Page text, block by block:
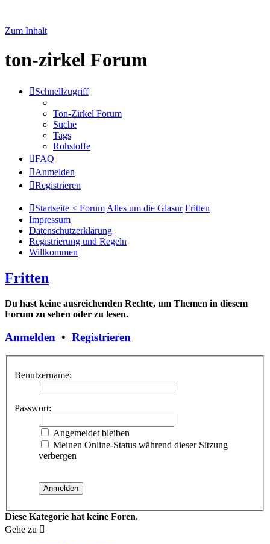
Zum Inhalt
ton-zirkel Forum
Schnellzugriff
Ton-Zirkel Forum
Suche
Tags
Rohstoffe
FAQ
Anmelden
Registrieren
Startseite < Forum Alles um die Glasur Fritten
Impressum
Datenschutzerklärung
Registrierung und Regeln
Willkommen
Fritten
Du hast keine ausreichenden Rechte, um Themen in diesem
Forum zu sehen oder zu lesen.
Anmelden • Registrieren
Benutzername:
Passwort:
Angemeldet bleiben
Meinen Online-Status während dieser Sitzung
verbergen
Diese Kategorie hat keine Foren.
Gehe zu